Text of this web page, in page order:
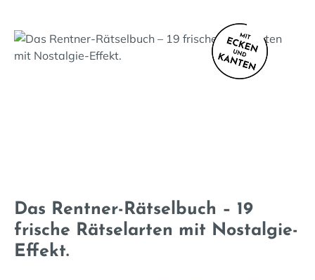
Bildergalerie überspringen
Das Rentner-Rätselbuch – 19
frische Rätselarten mit Nostalgie-
Effekt.